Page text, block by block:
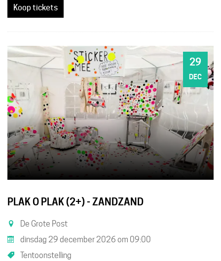
Koop tickets
29
DEC
PLAK O PLAK (2+) - ZANDZAND
De Grote Post
dinsdag 29 december 2026 om 09:00
Tentoonstelling